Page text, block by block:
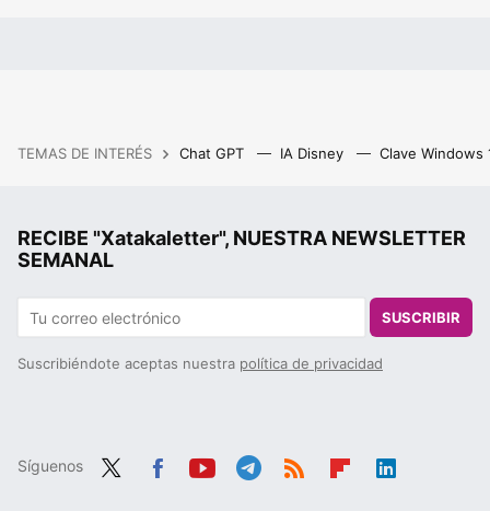
TEMAS DE INTERÉS Chat GPT IA Disney Clave Windows
RECIBE "Xatakaletter", NUESTRA NEWSLETTER
SEMANAL
SUSCRIBIR
Suscribiéndote aceptas nuestra política de privacidad
Síguenos